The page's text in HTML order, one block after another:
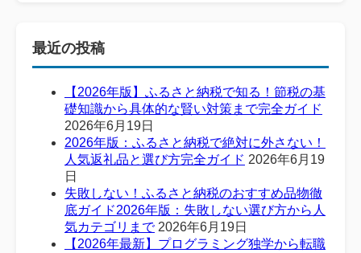
最近の投稿
【2026年版】ふるさと納税で知る！節税の基
礎知識から具体的な賢い対策まで完全ガイド
2026年6月19日
2026年版：ふるさと納税で絶対に外さない！
人気返礼品と選び方完全ガイド 2026年6月19
日
失敗しない！ふるさと納税のおすすめ品物徹
底ガイド2026年版：失敗しない選び方から人
気カテゴリまで 2026年6月19日
【2026年最新】プログラミング独学から転職